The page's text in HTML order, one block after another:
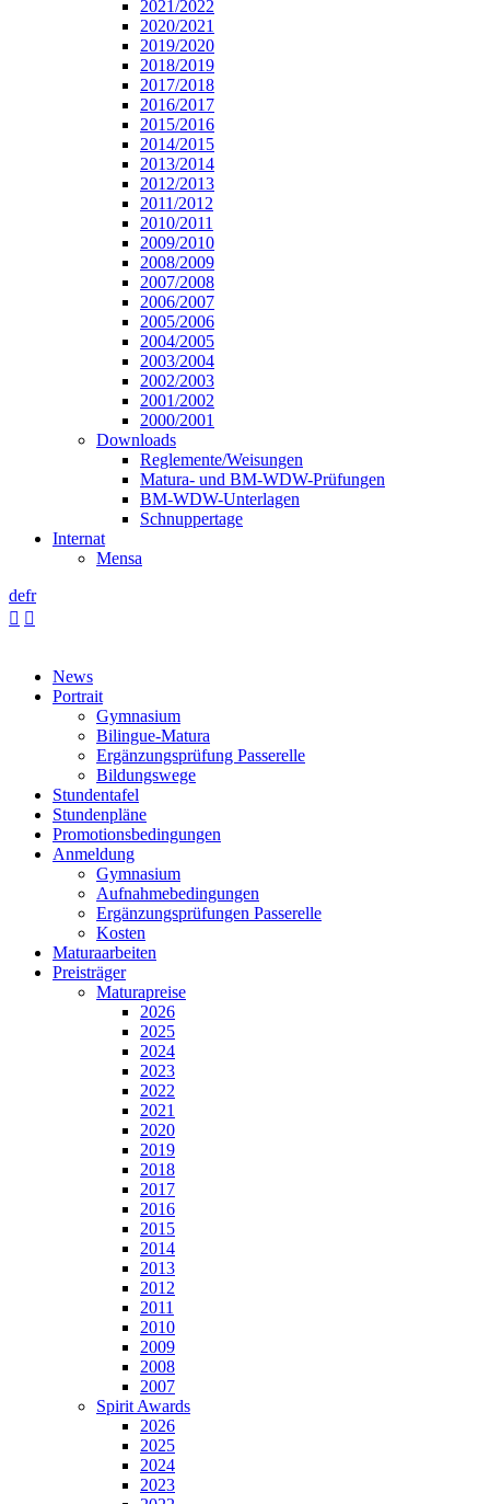
2021/2022
2020/2021
2019/2020
2018/2019
2017/2018
2016/2017
2015/2016
2014/2015
2013/2014
2012/2013
2011/2012
2010/2011
2009/2010
2008/2009
2007/2008
2006/2007
2005/2006
2004/2005
2003/2004
2002/2003
2001/2002
2000/2001
Downloads
Reglemente/Weisungen
Matura- und BM-WDW-Prüfungen
BM-WDW-Unterlagen
Schnuppertage
Internat
Mensa
defr
 
News
Portrait
Gymnasium
Bilingue-Matura
Ergänzungsprüfung Passerelle
Bildungswege
Stundentafel
Stundenpläne
Promotionsbedingungen
Anmeldung
Gymnasium
Aufnahmebedingungen
Ergänzungsprüfungen Passerelle
Kosten
Maturaarbeiten
Preisträger
Maturapreise
2026
2025
2024
2023
2022
2021
2020
2019
2018
2017
2016
2015
2014
2013
2012
2011
2010
2009
2008
2007
Spirit Awards
2026
2025
2024
2023